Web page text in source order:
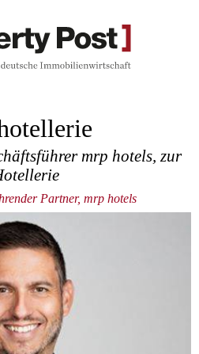
mrp hotels, zur
Partner, mrp hotels